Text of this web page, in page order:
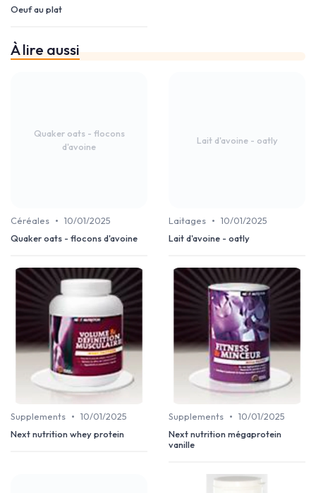
Oeuf au plat
À lire aussi
Quaker oats - flocons
d'avoine
Céréales • 10/01/2025
Quaker oats - flocons d'avoine
Lait d'avoine - oatly
Laitages • 10/01/2025
Lait d'avoine - oatly
Supplements • 10/01/2025
Next nutrition whey protein
Supplements • 10/01/2025
Next nutrition mégaprotein
vanille